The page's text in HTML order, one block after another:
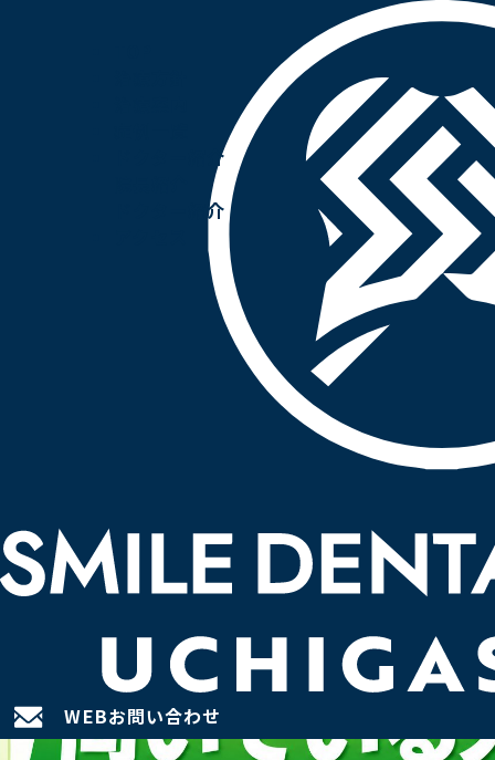
WEBお問い合わせ
ドクター紹介
ドクター紹介
お知らせ
インプラントが向いている
人・向いていない人とは？